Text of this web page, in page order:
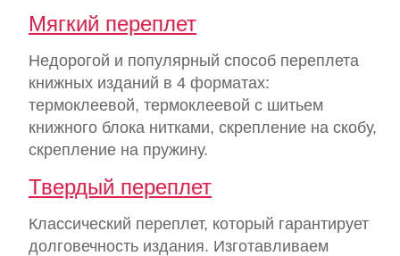
Мягкий переплет
Недорогой и популярный способ переплета
книжных изданий в 4 форматах:
термоклеевой, термоклеевой с шитьем
книжного блока нитками, скрепление на скобу,
скрепление на пружину.
Твердый переплет
Классический переплет, который гарантирует
долговечность издания. Изготавливаем